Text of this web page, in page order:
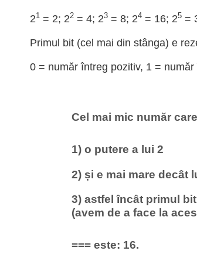
21= 2; 22= 4; 23= 8; 24= 16; 25=
Primul bit (cel mai din stânga) e
0 = număr întreg pozitiv, 1 =
Cel mai mic număr
1) o putere a lui 2
2) și e mai mare decât
3) astfel încât primul
(avem de a face la
=== este: 16.